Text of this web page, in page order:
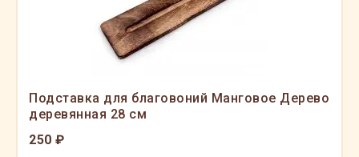
Подставка для благовоний Манговое Дерево
деревянная 28 см
250 ₽